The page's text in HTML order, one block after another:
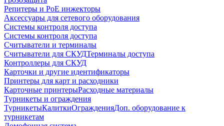
Репитеры и PoE инжекторы
Аксессуары для сетевого оборудования
Системы контроля доступа
Системы контроля доступа
Считыватели и терминалы
Считыватели для СКУДТерминалы доступа
Контроллеры для СКУД
Карточки и другие идентификаторы
Принтеры для карт и расходники
Карточные принтерыРасходные материалы
Турникеты и ограждения
ТурникетыКалиткиОгражденияДоп. оборудование к
турникетам